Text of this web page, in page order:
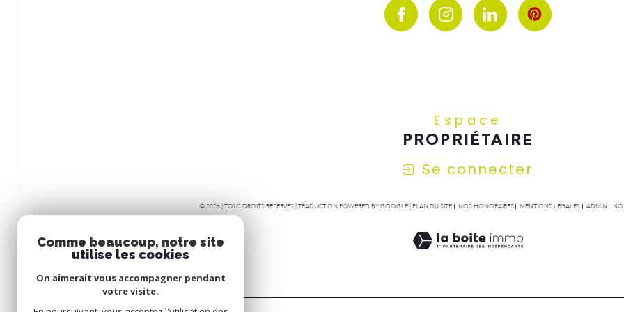
Espace
PROPRIÉTAIRE
Se connecter
© 2026 | TOUS DROITS RÉSERVÉS | TRADUCTION POWERED BY GOOGLE | PLAN DU SITE NOS HONORAIRES MENTIONS LÉGALES ADMIN
Comme beaucoup, notre site
utilise les cookies
On aimerait vous accompagner pendant
votre visite.